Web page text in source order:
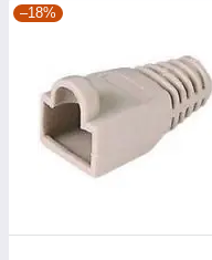
–18%